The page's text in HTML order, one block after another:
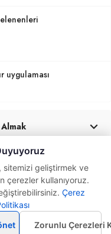
uygulaması
sitemizi geliştirmek ve
çerezler kullanıyoruz.
Çerez
Zorunlu Çerezleri